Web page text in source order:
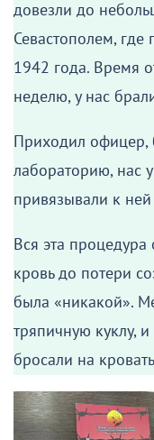
довезли до
Севастополем,
1942 года. Время
неделю, у нас
Приходил офицер,
лабораторию, нас
привязывали к
Вся эта
кровь до потери
была «никакой».
тряпичную куклу,
бросали на